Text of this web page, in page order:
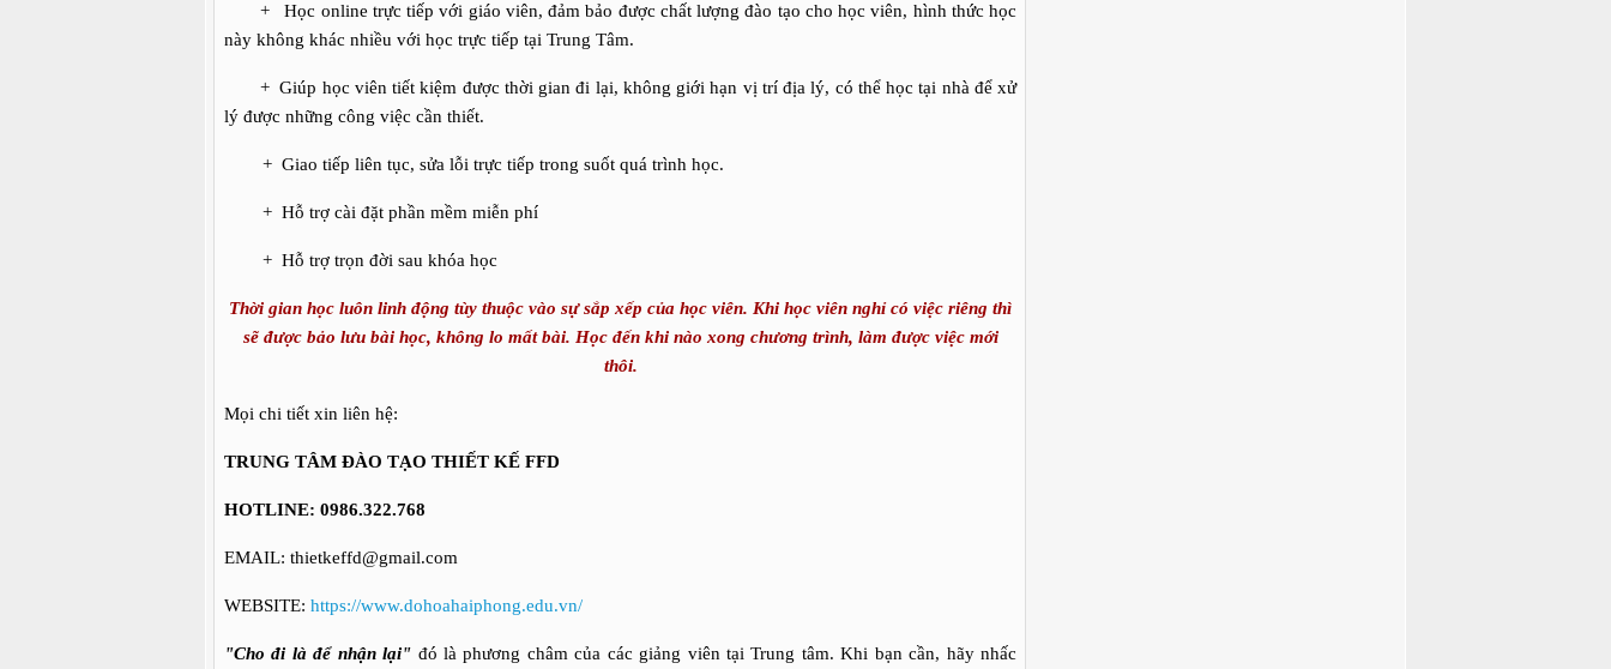
+
Học online trực tiếp với giáo viên, đảm bảo được chất lượng đào tạo cho học viên, hình thức học
này không khác nhiều với học trực tiếp tại Trung Tâm.
+ Giúp học viên tiết kiệm được thời gian đi lại, không giới hạn vị trí địa lý, có thể học tại nhà để xử
lý được những công việc cần thiết.
+ Giao tiếp liên tục, sửa lỗi trực tiếp trong suốt quá trình học.
+ Hỗ trợ cài đặt phần mềm miễn phí
+ Hỗ trợ trọn đời sau khóa học
Thời gian học luôn linh động tùy thuộc vào sự sắp xếp của học viên. Khi học viên nghỉ có việc riêng thì
sẽ được bảo lưu bài học, không lo mất bài. Học đến khi nào xong chương trình, làm được việc mới
thôi.
Mọi chi tiết xin liên hệ:
TRUNG TÂM ĐÀO TẠO THIẾT KẾ FFD
HOTLINE: 0986.322.768
EMAIL: thietkeffd@gmail.com
WEBSITE: https://www.dohoahaiphong.edu.vn/
"Cho đi là để nhận lại" đó là phương châm của các giảng viên tại Trung tâm. Khi bạn cần, hãy nhấc